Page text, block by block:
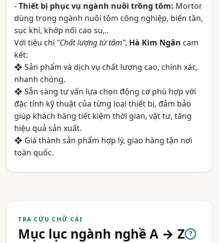
-Thiết bị phục vụ ngành nuôi trồng tôm: Mortor
dùng trong ngành nuôi tôm công nghiệp, biến tần,
sục khí, khớp nối cao su,..
Với tiêu chí"Chất lượng từ tâm", Hà Kim Ngân cam
kết:
❖ Sản phẩm và dịch vụ chất lượng cao, chính xác,
nhanh chóng.
❖ Sẵn sàng tư vấn lựa chọn động cơ phù hợp với
đặc tính kỹ thuật của từng loại thiết bị, đảm bảo
giúp khách hàng tiết kiệm thời gian, vật tư, tăng
hiệu quả sản xuất.
❖ Giá thành sản phẩm hợp lý, giao hàng tận nơi
toàn quốc.
TRA CỨU CHỮ CÁI
Mục lục ngành nghề A → Z ?